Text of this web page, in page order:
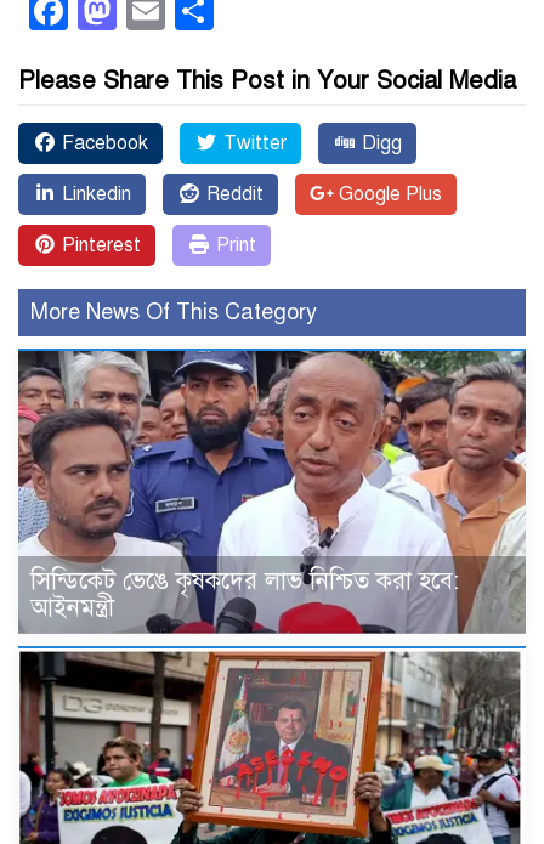
Facebook
Mastodon
Email
Please Share This Post in Your Social Media
Facebook Twitter Digg
Linkedin Reddit Google Plus
Pinterest Print
More News Of This Category
সিন্ডিকেট ভেঙে কৃষকদের লাভ নিশ্চিত করা হবে:
আইনমন্ত্রী